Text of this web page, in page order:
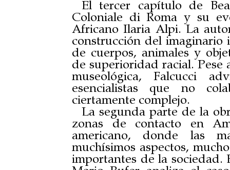
El tercer capítulo de
Coloniale di Roma y su
Africano Ilaria Alpi. La
construcción del imaginario
de cuerpos, animales y
de superioridad racial. Pese
museológica, Falcucci
esencialistas que no
ciertamente complejo.
La segunda parte de la
zonas de contacto en
americano, donde las
muchísimos aspectos,
importantes de la sociedad.